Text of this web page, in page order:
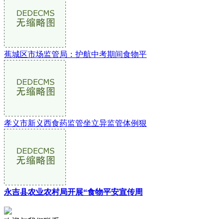
蕉城区市场监管局：护航中考期间食物平
孝义市新义西食药监管坐立异监管体例狠
永吉县农业农村局开展“食物平安宣传周